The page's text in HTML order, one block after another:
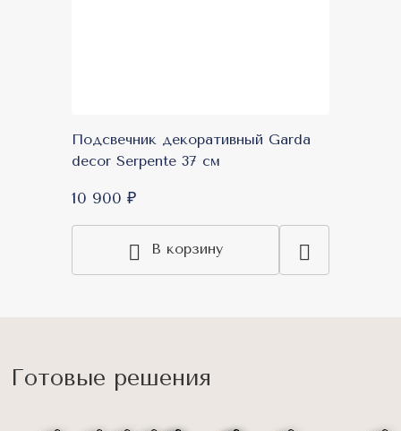
Подсвечник декоративный Garda
decor Serpente 37 см
10 900 ₽
В корзину
Готовые решения